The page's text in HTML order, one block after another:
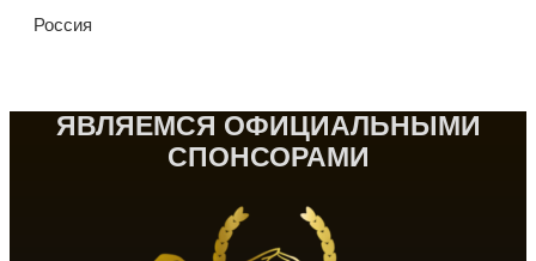
Россия
ЯВЛЯЕМСЯ ОФИЦИАЛЬНЫМИ
СПОНСОРАМИ